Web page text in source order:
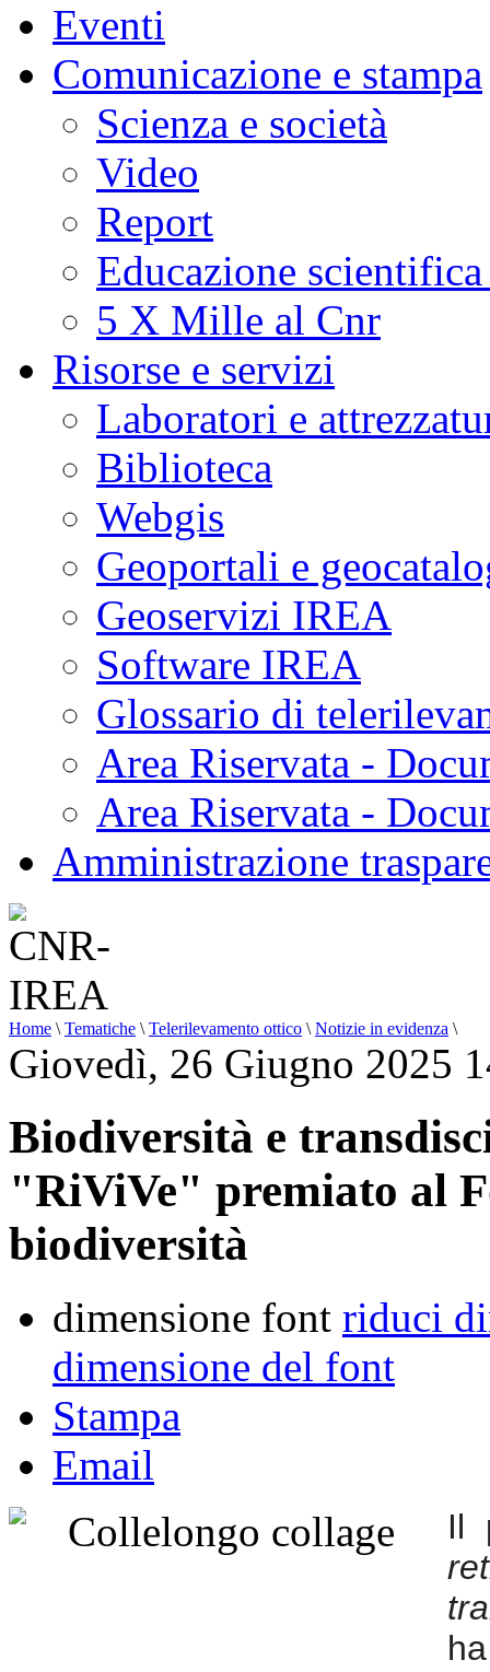
Eventi
Comunicazione e stampa
Scienza e società
Video
Report
Educazione
5 X Mille al Cnr
Risorse e servizi
Laboratori e
Biblioteca
Webgis
Geoportali e
Geoservizi IREA
Software IREA
Glossario di
Area Riservata -
Area Riservata -
Amministrazione
Home \ Tematiche \ Telerilevamento ottico \ Notizie in evidenza \
Giovedì, 26 Giugno 2025
Biodiversità e
"RiViVe" premiato al
biodiversità
dimensione font riduci
dimensione del font
Stampa
Email
Il